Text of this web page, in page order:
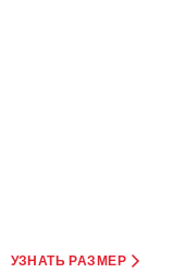
УЗНАТЬ РАЗМЕР